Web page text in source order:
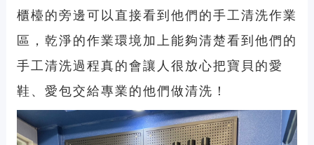
櫃檯的旁邊可以直接看到他們的手工清洗作業
區，乾淨的作業環境加上能夠清楚看到他們的
手工清洗過程真的會讓人很放心把寶貝的愛
鞋、愛包交給專業的他們做清洗！